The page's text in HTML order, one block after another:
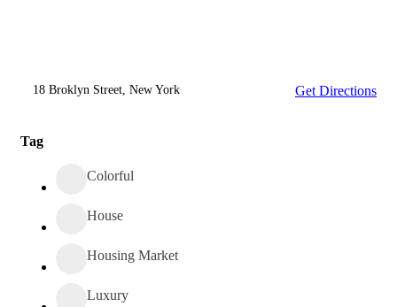
18 Broklyn Street, New York Get Directions
Tag
Colorful
House
Housing Market
Luxury